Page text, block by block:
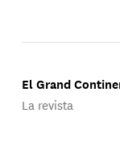
El Grand
La revista